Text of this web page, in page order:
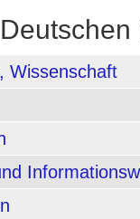
Wissenschaft